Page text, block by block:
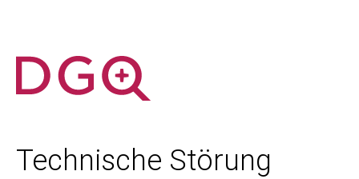
Technische Störung